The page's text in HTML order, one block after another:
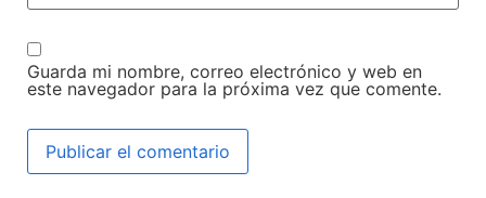
Guarda mi nombre, correo electrónico y web en
este navegador para la próxima vez que comente.